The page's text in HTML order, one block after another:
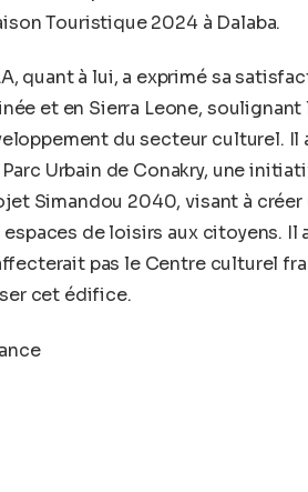
Touristique 2024 à Dalaba.
quant à lui, a exprimé sa
et en Sierra Leone, soulignant
du secteur culturel. Il
Urbain de Conakry, une
Simandou 2040, visant à
de loisirs aux citoyens. Il
pas le Centre culturel
cet édifice.